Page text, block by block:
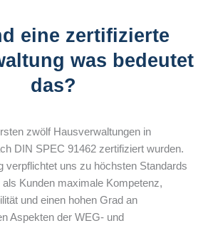
eine zertifizierte
was bedeutet
das?
zwölf Hausverwaltungen in
DIN SPEC 91462 zertifiziert wurden.
verpflichtet uns zu höchsten Standards
als Kunden maximale Kompetenz,
und einen hohen Grad an
Aspekten der WEG- und